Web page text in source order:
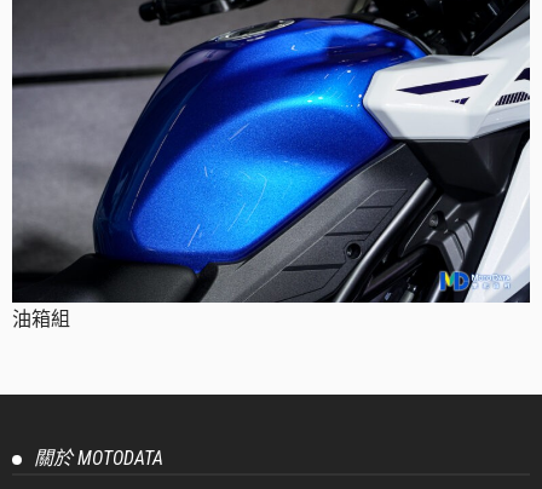
油箱組
關於 MOTODATA